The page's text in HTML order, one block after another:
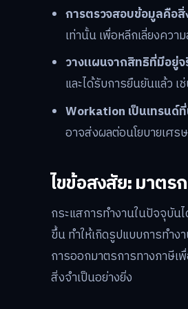
การตรวจสอบข้อมูลคือ
เท่านั้น เพื่อหลีกเลี่ยงคว
วางแผนจากสิทธิที่มีอยู่จ
และได้รับการยืนยันแล้ว
Workation เป็นเทรนด์
อาจส่งผลต่อนโยบายเศร
ไขข้อสงสัย: มาต
กระแสการทำงานในปัจจุบัน
ขึ้น ทำให้เกิดรูปแบบการทำ
การออกมาตรการทางภาษีเ
สิ่งจำเป็นอย่างยิ่ง